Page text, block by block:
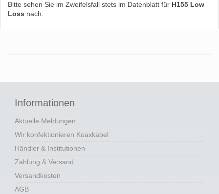
Bitte sehen Sie im Zweifelsfall stets im Datenblatt für H155 Low
Loss nach.
Informationen
Aktuelle Meldungen
Wir konfektionieren Koaxkabel
Händler & Institutionen
Zahlung & Versand
Versandkosten
AGB